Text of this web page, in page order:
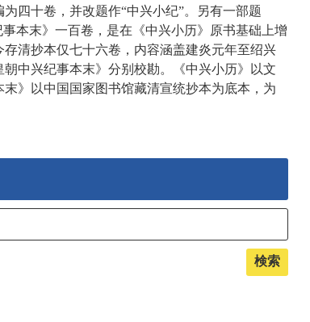
四十卷，并改题作“中兴小纪”。另有一部题
本末》一百卷，是在《中兴小历》原书基础上增
清抄本仅七十六卷，内容涵盖建炎元年至绍兴
中兴纪事本末》分别校勘。《中兴小历》以文
》以中国国家图书馆藏清宣统抄本为底本，为